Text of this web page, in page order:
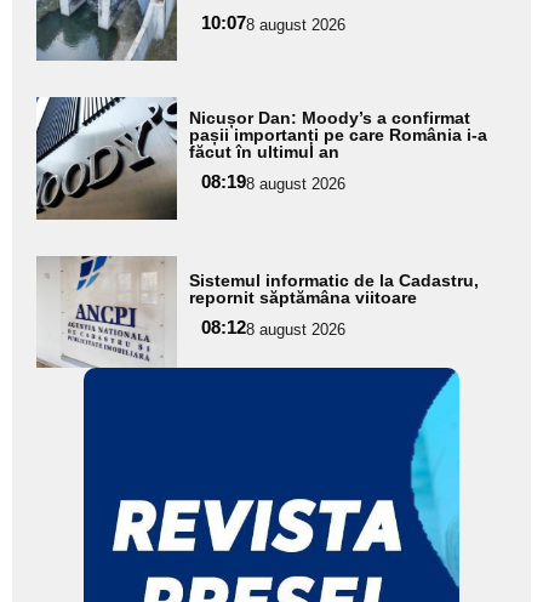
subtitlu
10:078 august 2026
Adaugă
aici textul
pentru
subtitlu
Nicușor Dan: Moody’s a confirmat
pașii importanți pe care România i-a
făcut în ultimul an
08:198 august 2026
Adaugă
aici textul
pentru
subtitlu
Sistemul informatic de la Cadastru,
repornit săptămâna viitoare
08:128 august 2026